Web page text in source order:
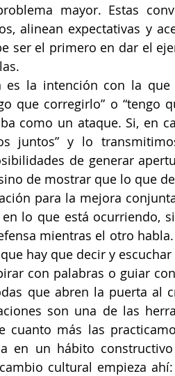
mayor. Estas
alinean expectativas y
ser el primero en dar el
la intención con la que
que corregirlo” o “tengo
como un ataque. Si, en
juntos” y lo
de generar
de mostrar que lo que
para la mejora
lo que está ocurriendo,
mientras el otro
hay que decir y
con palabras o guiar
que abren la puerta al
son una de las
cuanto más las
en un hábito
cultural empieza